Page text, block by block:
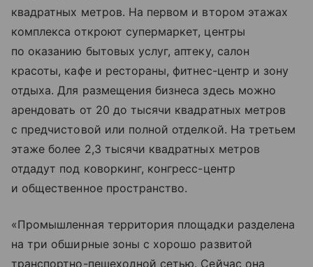
квадратных метров. На первом и втором этажах
комплекса откроют супермаркет, центры
по оказанию бытовых услуг, аптеку, салон
красоты, кафе и рестораны, фитнес-центр и зону
отдыха. Для размещения бизнеса здесь можно
арендовать от 20 до тысячи квадратных метров
с предчистовой или полной отделкой. На третьем
этаже более 2,3 тысячи квадратных метров
отдадут под коворкинг, конгресс-центр
и общественное пространство.
«Промышленная территория площадки разделена
на три обширные зоны с хорошо развитой
транспортно-пешеходной сетью. Сейчас она